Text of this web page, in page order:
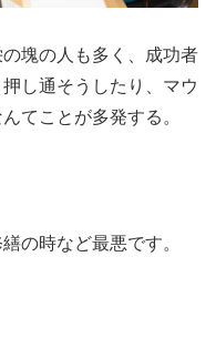
塊の人も多く、成功者
し通そうしたり、マウ
てことが多発する。
の時など最悪です。